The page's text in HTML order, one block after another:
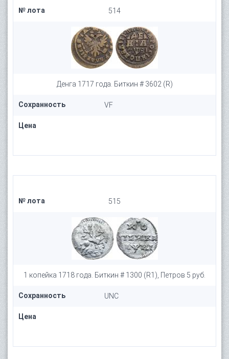
№ лота 514
Денга 1717 года. Биткин # 3602 (R)
Сохранность VF
Цена
№ лота 515
1 копейка 1718 года. Биткин # 1300 (R1), Петров 5 руб.
Сохранность UNC
Цена